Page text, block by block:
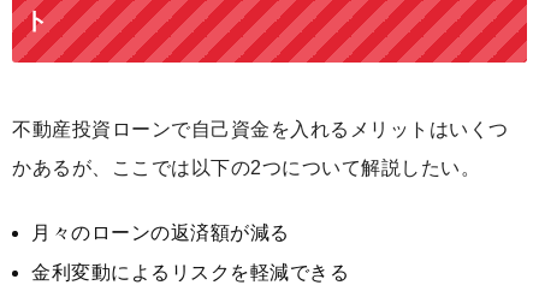
ト
不動産投資ローンで自己資金を入れるメリットはいくつ
かあるが、ここでは以下の2つについて解説したい。
月々のローンの返済額が減る
金利変動によるリスクを軽減できる